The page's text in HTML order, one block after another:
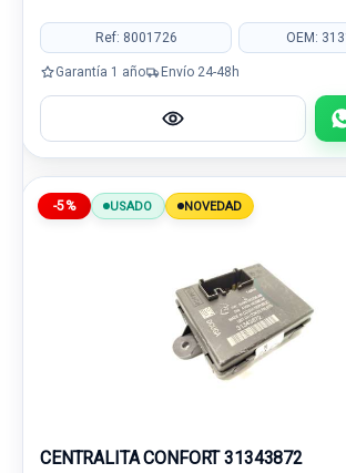
Ref: 8001726 OEM:
Garantía 1 año Envío 24-48h
-5% USADO NOVEDAD
CENTRALITA CONFORT 31343872